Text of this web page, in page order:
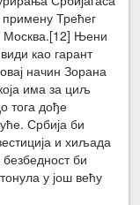
Трећег
Москва.[12] Њени
као гарант
начин Зорана
има за циљ
тога дође
Србија би
и хиљада
би
у још већу